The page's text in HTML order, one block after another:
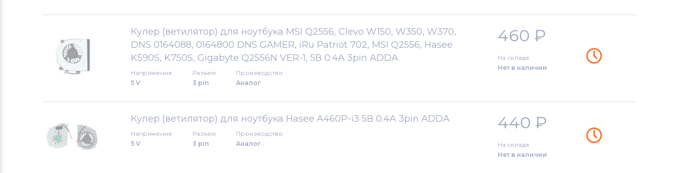
Вентиляторы (кулеры)
Аккумуляторы для радиостанций
Вентиляторы (кулеры)Benq
Вентиляторы (кулеры)
Thunderobot
Кулер (ветилятор) для ноутбука MSI Q2556, Clevo W150, W350, W370,
DNS 0164088, 0164800 DNS GAMER, iRu Patriot 702, MSI Q2556, Hasee
K590S, K750S, Gigabyte Q2556N VER-1, 5В 0.4A 3pin ADDA
Напряжение
5 V
Разъем
3 pin
Производство
Аналог
460 ₽
На складе
Нет в наличии
Кулер (ветилятор) для ноутбука Hasee A460P-i3 5В 0.4A 3pin ADDA
Напряжение
5 V
Разъем
3 pin
Производство
Аналог
440 ₽
На складе
Нет в наличии